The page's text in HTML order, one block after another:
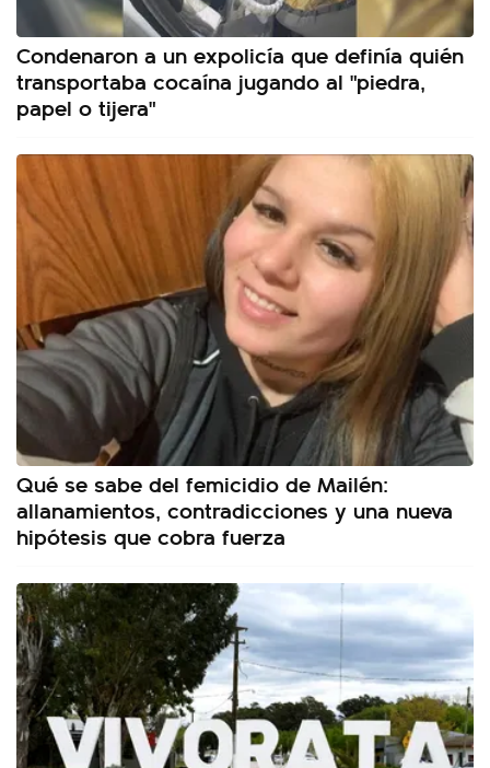
Condenaron a un expolicía que definía quién
transportaba cocaína jugando al "piedra,
papel o tijera"
Qué se sabe del femicidio de Mailén:
allanamientos, contradicciones y una nueva
hipótesis que cobra fuerza